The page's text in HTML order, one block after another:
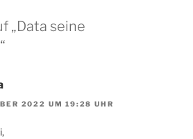
„Data seine
2022 UM 19:28 UHR